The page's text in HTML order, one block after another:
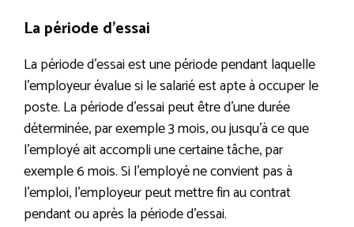
La période d’essai
La période d’essai est une période pendant laquelle
l’employeur évalue si le salarié est apte à occuper le
poste. La période d’essai peut être d’une durée
déterminée, par exemple 3 mois, ou jusqu’à ce que
l’employé ait accompli une certaine tâche, par
exemple 6 mois. Si l’employé ne convient pas à
l’emploi, l’employeur peut mettre fin au contrat
pendant ou après la période d’essai.